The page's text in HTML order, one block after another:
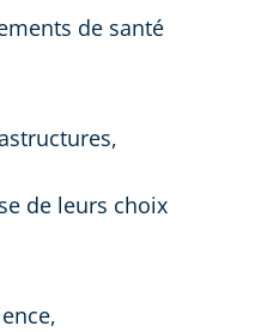
de santé
de leurs choix